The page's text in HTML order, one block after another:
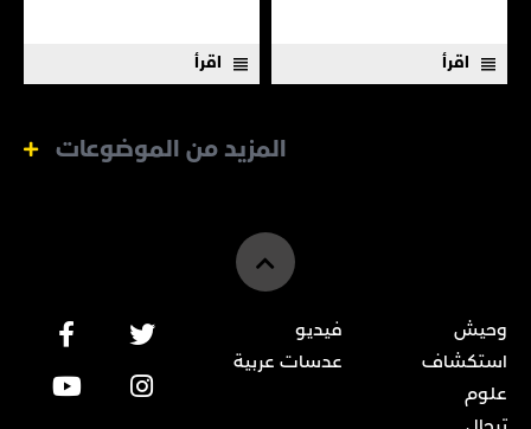
اقرأ اقرأ
المزيد من الموضوعات
وحيش
استكشاف
علوم
فيديو
عدسات عربية